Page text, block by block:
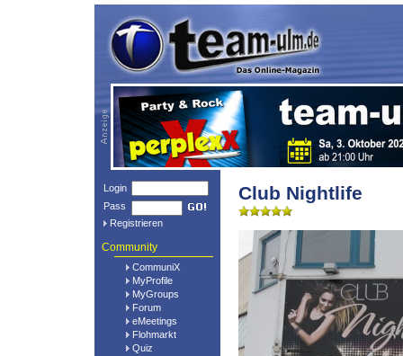
Login
Pass
Registrieren
Community
CommuniX
MyProfile
MyGroups
Forum
eMeetings
Flohmarkt
Quiz
Club Nightlife